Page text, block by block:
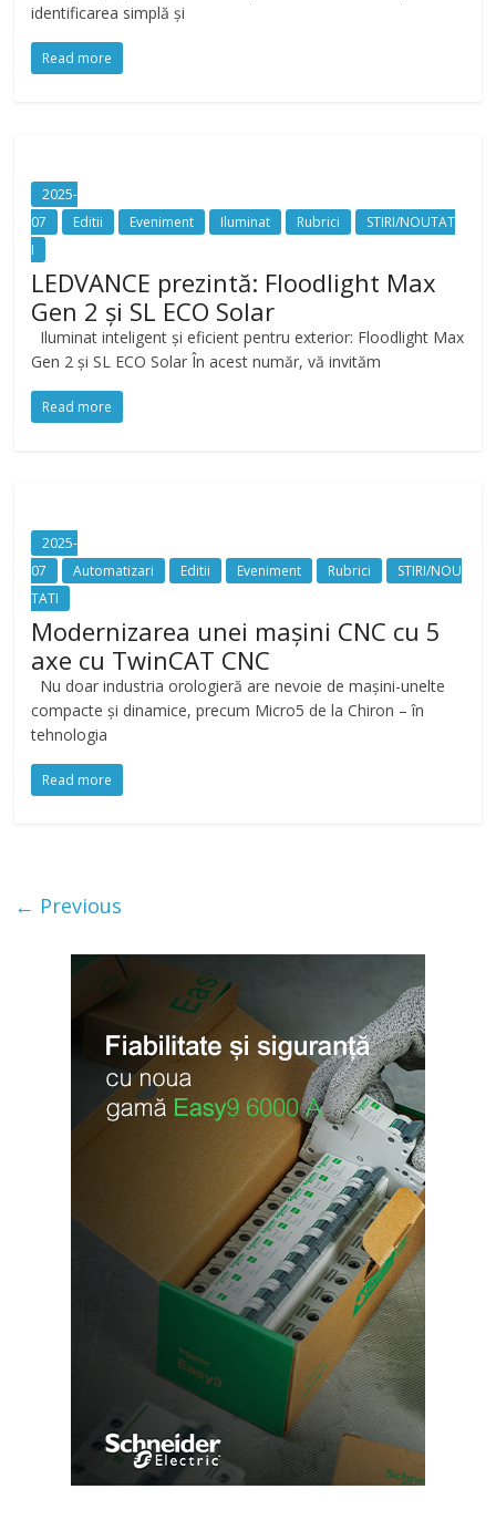
identificarea simplă și
Read more
2025-
07
Editii Eveniment Iluminat Rubrici
STIRI/NOUTAT
I
LEDVANCE prezintă: Floodlight Max
Gen 2 și SL ECO Solar
Iluminat inteligent și eficient pentru exterior: Floodlight Max
Gen 2 și SL ECO Solar În acest număr, vă invităm
Read more
2025-
07
Automatizari Editii Eveniment Rubrici
STIRI/NOU
TATI
Modernizarea unei mașini CNC cu 5
axe cu TwinCAT CNC
Nu doar industria orologieră are nevoie de mașini-unelte
compacte și dinamice, precum Micro5 de la Chiron – în
tehnologia
Read more
← Previous